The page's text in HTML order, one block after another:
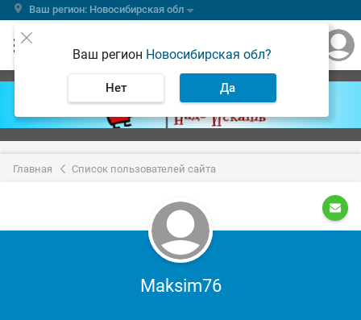
Ваш регион: Новосибирская обл
Ваш регион Новосибирская обл?
Нет Да
Главная Список пользователей сайта
Maksim76